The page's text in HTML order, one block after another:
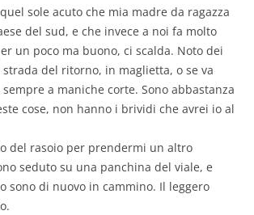
sole acuto che mia madre da ragazza
del sud, e che invece a noi fa molto
un poco ma buono, ci scalda. Noto dei
del ritorno, in maglietta, o se va
a maniche corte. Sono abbastanza
cose, non hanno i brividi che avrei io al
del rasoio per prendermi un altro
seduto su una panchina del viale, e
sono di nuovo in cammino. Il leggero